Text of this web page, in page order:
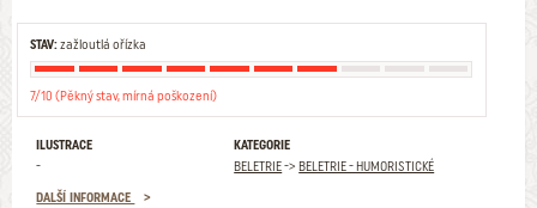
STAV:zažloutlá ořízka
7/10 (Pěkný stav, mírná poškození)
ILUSTRACE
-
KATEGORIE
BELETRIE->BELETRIE - HUMORISTICKÉ
DALŠÍ INFORMACE